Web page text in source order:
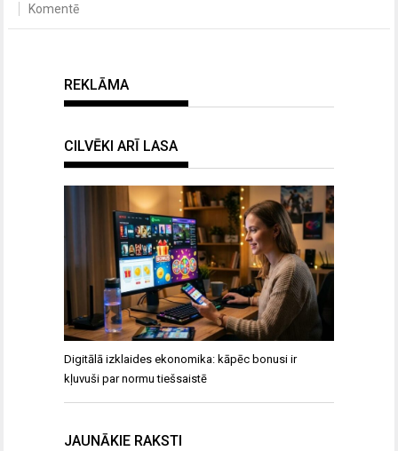
Komentē
REKLĀMA
CILVĒKI ARĪ LASA
Digitālā izklaides ekonomika: kāpēc bonusi ir
kļuvuši par normu tiešsaistē
JAUNĀKIE RAKSTI